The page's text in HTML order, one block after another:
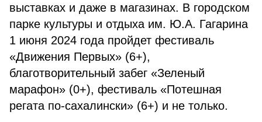
выставках и даже в магазинах. В городском
парке культуры и отдыха им. Ю.А. Гагарина
1 июня 2024 года пройдет фестиваль
«Движения Первых» (6+),
благотворительный забег «Зеленый
марафон» (0+), фестиваль «Потешная
регата по-сахалински» (6+) и не только.